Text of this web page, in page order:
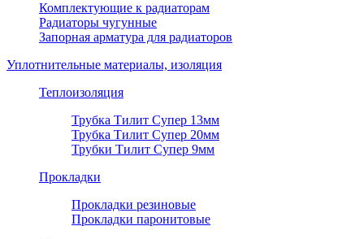
Комплектующие к радиаторам
Радиаторы чугунные
Запорная арматура для радиаторов
Уплотнительные материалы, изоляция
Теплоизоляция
Трубка Тилит Супер 13мм
Трубка Тилит Супер 20мм
Трубки Тилит Супер 9мм
Прокладки
Прокладки резиновые
Прокладки паронитовые